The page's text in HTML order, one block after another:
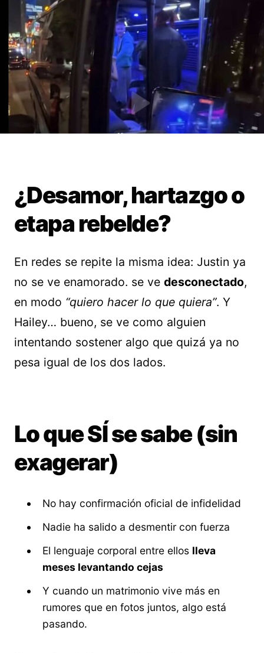
¿Desamor, hartazgo o
etapa rebelde?
En redes se repite la misma idea: Justin ya
no se ve enamorado. se ve desconectado,
en modo “quiero hacer lo que quiera”. Y
Hailey… bueno, se ve como alguien
intentando sostener algo que quizá ya no
pesa igual de los dos lados.
Lo que SÍ se sabe (sin
exagerar)
No hay confirmación oficial de infidelidad
Nadie ha salido a desmentir con fuerza
El lenguaje corporal entre ellos lleva
meses levantando cejas
Y cuando un matrimonio vive más en
rumores que en fotos juntos, algo está
pasando.